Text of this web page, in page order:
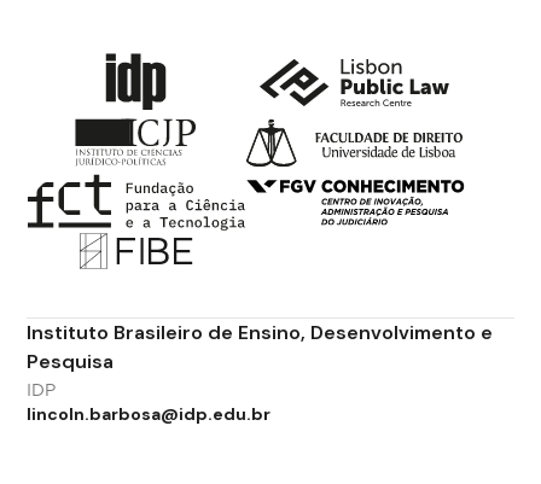
Instituto Brasileiro de Ensino, Desenvolvimento e
Pesquisa
IDP
lincoln.barbosa@idp.edu.br